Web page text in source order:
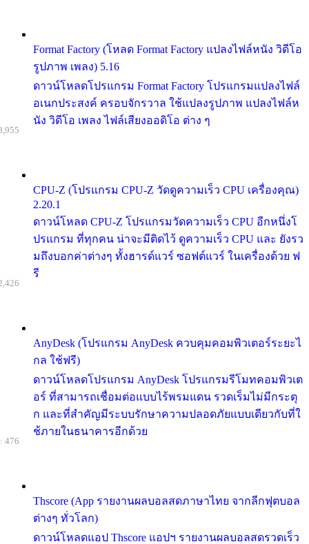
Format Factory (โหลด Format Factory แปลงไฟล์หนัง วิดีโอ
รูปภาพ เพลง) 5.16
ดาวน์โหลดโปรแกรม Format Factory โปรแกรมแปลงไฟล์
อเนกประสงค์ ครอบจักรวาล ใช้แปลงรูปภาพ แปลงไฟล์ห
นัง วิดีโอ เพลง ไฟล์เสียงออดิโอ ต่าง ๆ
CPU-Z (โปรแกรม CPU-Z วัดดูความเร็ว CPU เครื่องคุณ)
2.20.1
ดาวน์โหลด CPU-Z โปรแกรมวัดความเร็ว CPU อีกหนึ่งโ
ปรแกรม ที่ทุกคน น่าจะมีติดไว้ ดูความเร็ว CPU และ ยังรว
มถึงบอกค่าต่างๆ ทั้งฮารด์แวร์ ซอฟต์แวร์ ในเครื่องด้วย ฟ
รี
AnyDesk (โปรแกรม AnyDesk ควบคุมคอมพิวเตอร์ระยะไ
กล ใช้ฟรี)
ดาวน์โหลดโปรแกรม AnyDesk โปรแกรมรีโมทคอมพิวเต
อร์ ที่สามารถเชื่อมต่อแบบไร้พรมแดน รวดเร็มไม่มีกระตุ
ก และที่สำคัญมีระบบรักษาความปลอดภัยแบบเดียวกับที่ใ
ช้ภายในธนาคารอีกด้วย
Thscore (App รายงานผลบอลสดภาษาไทย จากลีกฟุตบอล
ต่างๆ ทั่วโลก)
ดาวน์โหลดแอป Thscore แอปฯ รายงานผลบอลสดรวดเร็ว
476